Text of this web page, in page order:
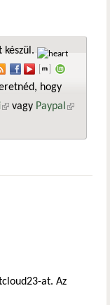
készül.
hogy
(külső hivatkozás)
vagy Paypal
at. Az